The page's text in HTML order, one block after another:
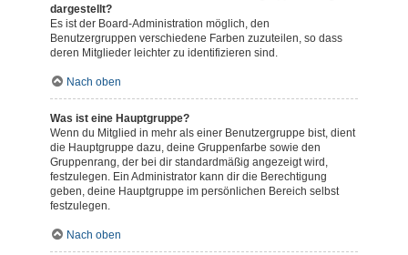
dargestellt?
Es ist der Board-Administration möglich, den
Benutzergruppen verschiedene Farben zuzuteilen, so dass
deren Mitglieder leichter zu identifizieren sind.
Nach oben
Was ist eine Hauptgruppe?
Wenn du Mitglied in mehr als einer Benutzergruppe bist, dient
die Hauptgruppe dazu, deine Gruppenfarbe sowie den
Gruppenrang, der bei dir standardmäßig angezeigt wird,
festzulegen. Ein Administrator kann dir die Berechtigung
geben, deine Hauptgruppe im persönlichen Bereich selbst
festzulegen.
Nach oben